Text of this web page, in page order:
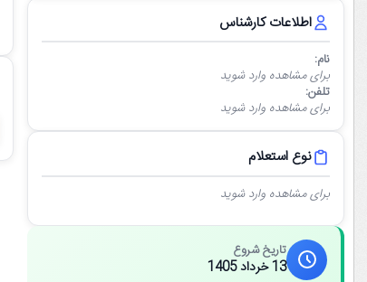
اطلاعات کارشناس
نام:
برای مشاهده وارد شوید
تلفن:
برای مشاهده وارد شوید
نوع استعلام
برای مشاهده وارد شوید
تاریخ شروع
13 خرداد 1405